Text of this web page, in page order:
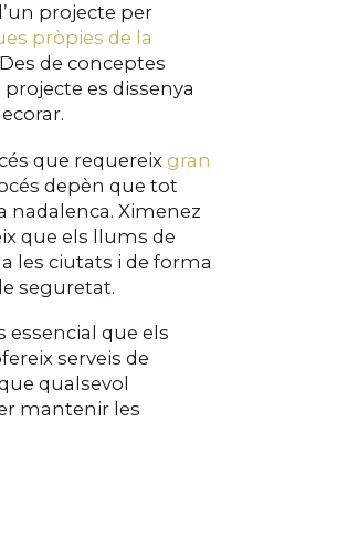
projecte per
pròpies de la
de conceptes
es dissenya
que requereix gran
depèn que tot
nadalenca. Ximenez
que els llums de
les ciutats i de forma
seguretat.
essencial que els
serveis de
qualsevol
mantenir les